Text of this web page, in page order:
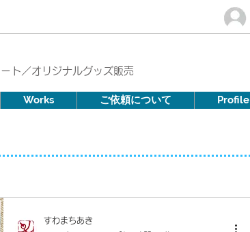
ト／オリジナルグッズ販売
Works ご依頼について Profile
すわまちあき